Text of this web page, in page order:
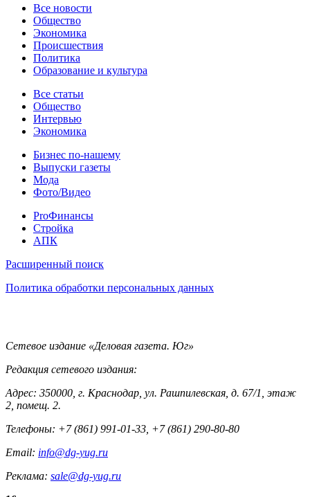
Новости
Все новости
Общество
Экономика
Происшествия
Политика
Образование и культура
Статьи
Все статьи
Общество
Интервью
Экономика
Разное
Бизнес по-нашему
Выпуски газеты
Мода
Фото/Видео
Pro
ProФинансы
Стройка
АПК
Информация
Расширенный поиск
Политика обработки персональных данных
Контакты
Сетевое издание «Деловая газета. Юг»
Редакция сетевого издания:
Адрес: 350000, г. Краснодар, ул. Рашпилевская, д. 67/1, этаж
2, помещ. 2.
Телефоны: +7 (861) 991-01-33, +7 (861) 290-80-80
Email: info@dg-yug.ru
Реклама: sale@dg-yug.ru